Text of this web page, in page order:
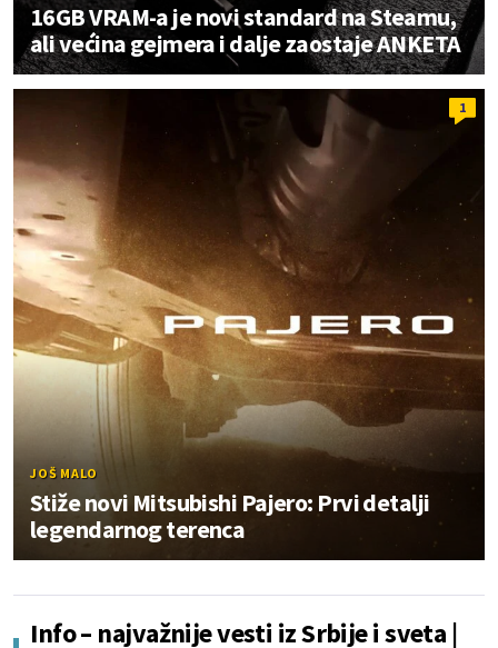
16GB VRAM-a je novi standard na Steamu,
ali većina gejmera i dalje zaostaje ANKETA
1
JOŠ MALO
Stiže novi Mitsubishi Pajero: Prvi detalji
legendarnog terenca
Info – najvažnije vesti iz Srbije i sveta |